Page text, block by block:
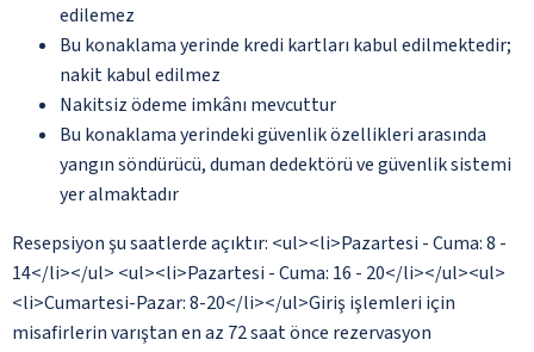
edilemez
Bu konaklama yerinde kredi kartları kabul edilmektedir;
nakit kabul edilmez
Nakitsiz ödeme imkânı mevcuttur
Bu konaklama yerindeki güvenlik özellikleri arasında
yangın söndürücü, duman dedektörü ve güvenlik sistemi
yer almaktadır
Resepsiyon şu saatlerde açıktır: <ul><li>Pazartesi - Cuma: 8 -
14</li></ul> <ul><li>Pazartesi - Cuma: 16 - 20</li></ul><ul>
<li>Cumartesi-Pazar: 8-20</li></ul>Giriş işlemleri için
misafirlerin varıştan en az 72 saat önce rezervasyon